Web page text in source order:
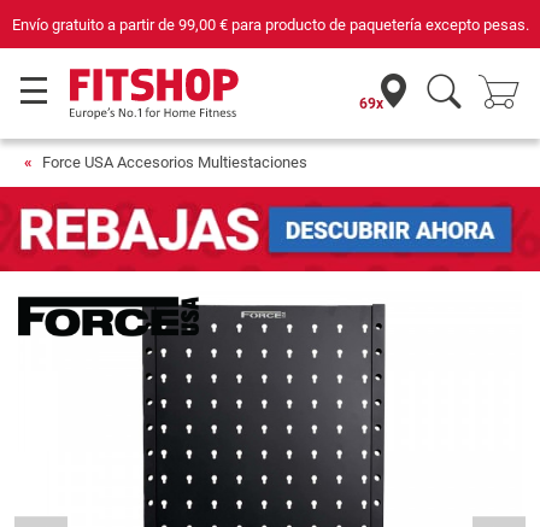
Envío gratuito a partir de 99,00 €para producto de paquetería excepto pesas.
69x
Force USA Accesorios Multiestaciones